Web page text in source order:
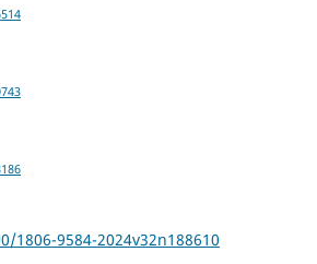
1806-9584-2024v32n188610